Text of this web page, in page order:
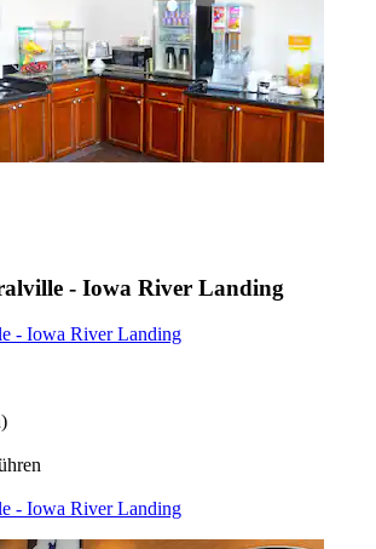
- Iowa River Landing
- Iowa River Landing
- Iowa River Landing